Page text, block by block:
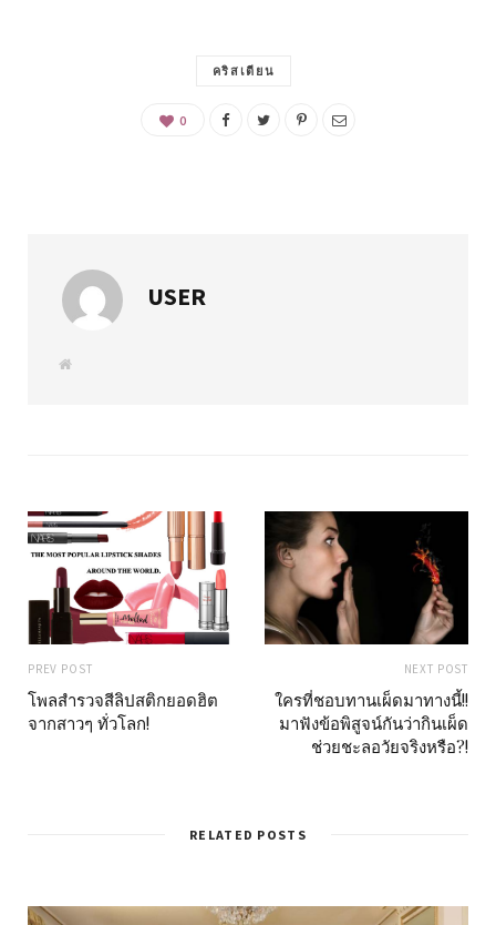
คริสเตียน
0
USER
W
PREV POST
โพลสำรวจสีลิปสติกยอดฮิต
จากสาวๆ ทั่วโลก!
NEXT POST
ใครที่ชอบทานเผ็ดมาทางนี้!!
มาฟังข้อพิสูจน์กันว่ากินเผ็ด
ช่วยชะลอวัยจริงหรือ?!
RELATED POSTS